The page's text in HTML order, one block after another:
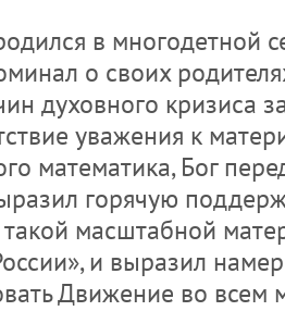
в многодетной
о своих
духовного кризиса
уважения к
математика, Бог
горячую
масштабной
и выразил
Движение во всем